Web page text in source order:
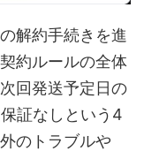
解約手続きを進
約ルールの全体
回発送予定日の
証なしという4
のトラブルや